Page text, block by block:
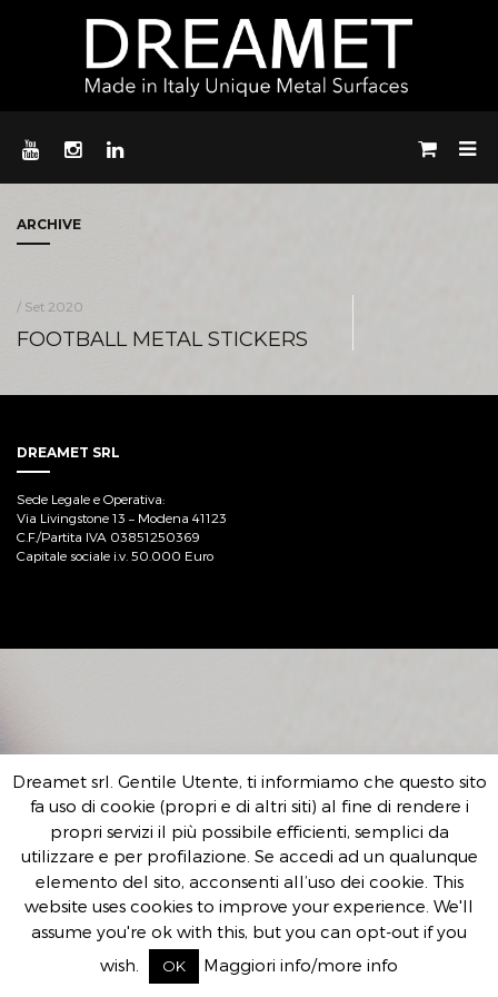
ARCHIVE
/ Set 2020
FOOTBALL METAL STICKERS
DREAMET SRL
Sede Legale e Operativa:
Via Livingstone 13 – Modena 41123
C.F./Partita IVA 03851250369
Capitale sociale i.v. 50.000 Euro
Dreamet srl. Gentile Utente, ti informiamo che questo sito
fa uso di cookie (propri e di altri siti) al fine di rendere i
propri servizi il più possibile efficienti, semplici da
utilizzare e per profilazione. Se accedi ad un qualunque
elemento del sito, acconsenti all’uso dei cookie. This
website uses cookies to improve your experience. We'll
assume you're ok with this, but you can opt-out if you
wish.
OK Maggiori info/more info